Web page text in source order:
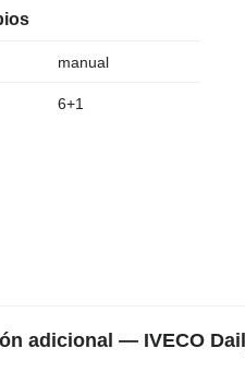
manual
6+1
adicional — IVECO